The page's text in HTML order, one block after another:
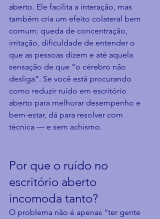
aberto. Ele facilita a interação, mas
também cria um efeito colateral bem
comum: queda de concentração,
irritação, dificuldade de entender o
que as pessoas dizem e até aquela
sensação de que “o cérebro não
desliga”. Se você está procurando
como reduzir ruído em escritório
aberto para melhorar desempenho e
bem-estar, dá para resolver com
técnica — e sem achismo.
Por que o ruído no
escritório aberto
incomoda tanto?
O problema não é apenas “ter gente